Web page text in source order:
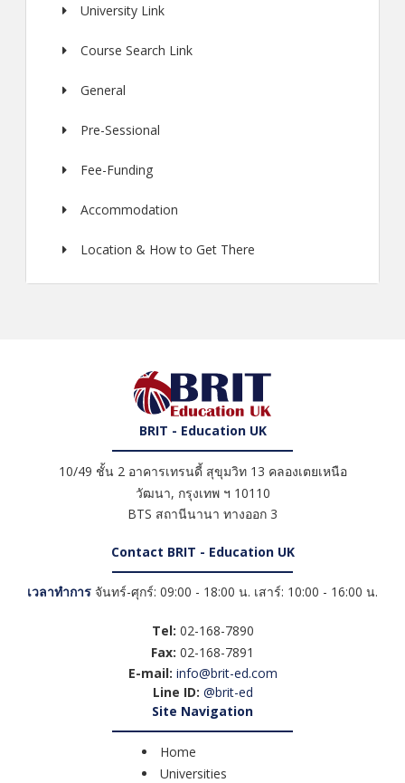
University Link
Course Search Link
General
Pre-Sessional
Fee-Funding
Accommodation
Location & How to Get There
BRIT - Education UK
10/49 ชั้น 2 อาคารเทรนดี้ สุขุมวิท 13 คลองเตยเหนือ
วัฒนา, กรุงเทพ ฯ 10110
BTS สถานีนานา ทางออก 3
Contact BRIT - Education UK
เวลาทำการ จันทร์-ศุกร์: 09:00 - 18:00 น. เสาร์: 10:00 - 16:00 น.
Tel: 02-168-7890
Fax: 02-168-7891
E-mail: info@brit-ed.com
Line ID: @brit-ed
Site Navigation
Home
Universities